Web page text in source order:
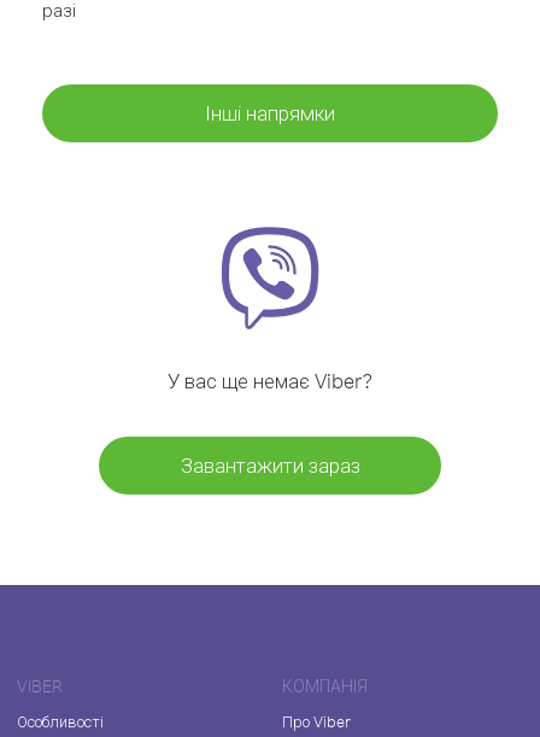
разі
Інші напрямки
У вас ще немає Viber?
Завантажити зараз
VIBER
Особливості
КОМПАНІЯ
Про Viber